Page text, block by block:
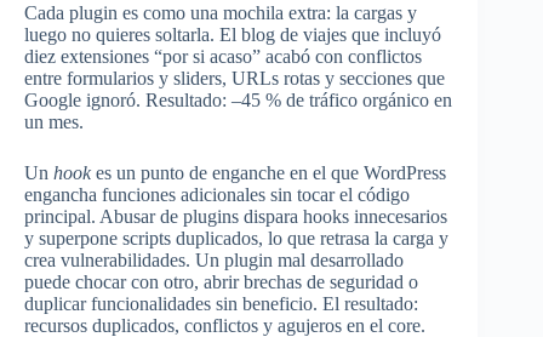
Cada plugin es como una mochila extra: la cargas y
luego no quieres soltarla. El blog de viajes que incluyó
diez extensiones “por si acaso” acabó con conflictos
entre formularios y sliders, URLs rotas y secciones que
Google ignoró. Resultado: –45 % de tráfico orgánico en
un mes.
Un hook es un punto de enganche en el que WordPress
engancha funciones adicionales sin tocar el código
principal. Abusar de plugins dispara hooks innecesarios
y superpone scripts duplicados, lo que retrasa la carga y
crea vulnerabilidades. Un plugin mal desarrollado
puede chocar con otro, abrir brechas de seguridad o
duplicar funcionalidades sin beneficio. El resultado:
recursos duplicados, conflictos y agujeros en el core.